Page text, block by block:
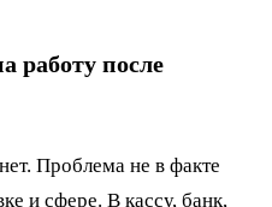
работу после
Проблема не в факте
и сфере. В кассу, банк,